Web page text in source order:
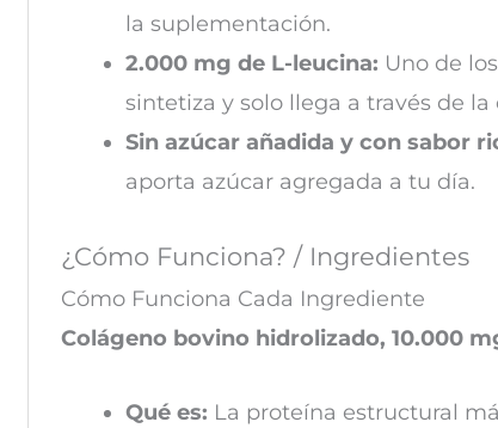
la suplementación.
2.000 mg de L-leucina: Uno de
sintetiza y solo llega a través de
Sin azúcar añadida y con sabor
aporta azúcar agregada a tu día.
¿Cómo Funciona? / Ingredientes
Cómo Funciona Cada Ingrediente
Colágeno bovino hidrolizado, 10.000
Qué es: La proteína estructural